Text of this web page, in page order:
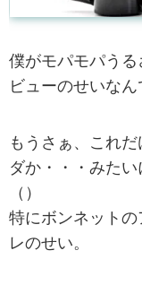
僕がモパモパう
ビューのせいなん
もうさぁ、これ
ダか・・・みた
（）
特にボンネット
レのせい。